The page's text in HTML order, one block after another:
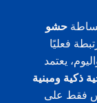
حشو
فعليًا
يعتمد
ذكية ومبنية
فقط على